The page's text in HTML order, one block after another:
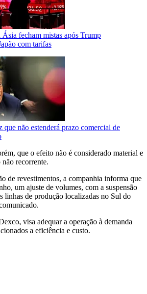
Ásia fecham mistas após Trump
com tarifas
que não estenderá prazo comercial de
que o efeito não é considerado material e
recorrente.
de revestimentos, a companhia informa que
um ajuste de volumes, com a suspensão
linhas de produção localizadas no Sul do
visa adequar a operação à demanda
a eficiência e custo.